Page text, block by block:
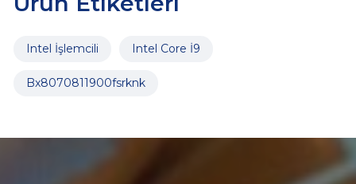
Intel İşlemcili Intel Core İ9
Bx8070811900fsrknk